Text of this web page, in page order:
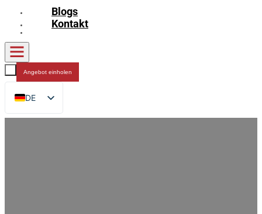
Blogs
Kontakt
Angebot einholen
DE
EN